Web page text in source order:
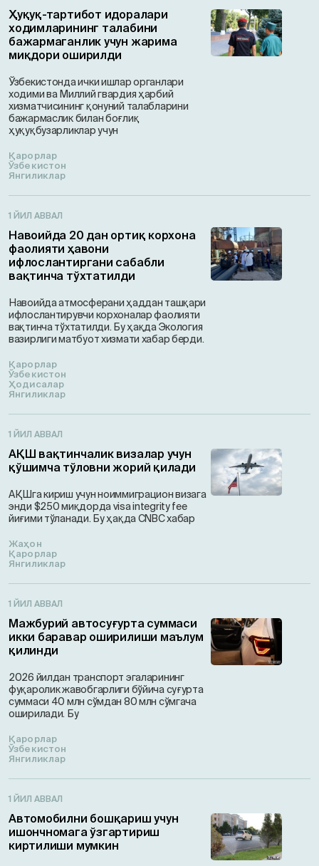
Ҳуқуқ-тартибот идоралари
ходимларининг талабини
бажармаганлик учун жарима
миқдори оширилди
Ўзбекистонда ички ишлар органлари
ходими ва Миллий гвардия ҳарбий
хизматчисининг қонуний талабларини
бажармаслик билан боғлиқ
ҳуқуқбузарликлар учун
Қарорлар
Ўзбекистон
Янгиликлар
1 ЙИЛ АВВАЛ
Навоийда 20 дан ортиқ корхона
фаолияти ҳавони
ифлослантиргани сабабли
вақтинча тўхтатилди
Навоийда атмосферани ҳаддан ташқари
ифлослантирувчи корхоналар фаолияти
вақтинча тўхтатилди. Бу ҳақда Экология
вазирлиги матбуот хизмати хабар берди.
Қарорлар
Ўзбекистон
Ҳодисалар
Янгиликлар
1 ЙИЛ АВВАЛ
АҚШ вақтинчалик визалар учун
қўшимча тўловни жорий қилади
АҚШга кириш учун ноиммиграцион визагa
энди $250 миқдорда visa integrity fee
йиғими тўланади. Бу ҳақда CNBC хабар
Жаҳон
Қарорлар
Янгиликлар
1 ЙИЛ АВВАЛ
Мажбурий автосуғурта суммаси
икки баравар оширилиши маълум
қилинди
2026 йилдан транспорт эгаларининг
фуқаролик жавобгарлиги бўйича суғурта
суммаси 40 млн сўмдан 80 млн сўмгача
оширилади. Бу
Қарорлар
Ўзбекистон
Янгиликлар
1 ЙИЛ АВВАЛ
Автомобилни бошқариш учун
ишончномага ўзгартириш
киртилиши мумкин